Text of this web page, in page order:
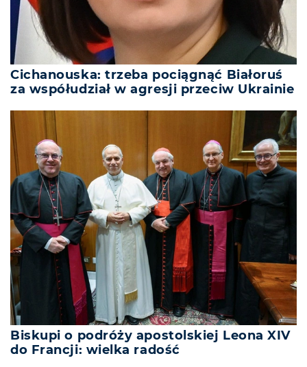
Cichanouska: trzeba pociągnąć Białoruś
za współudział w agresji przeciw Ukrainie
Biskupi o podróży apostolskiej Leona XIV
do Francji: wielka radość